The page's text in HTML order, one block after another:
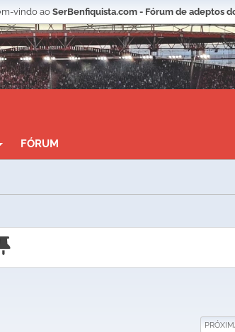
vindo ao SerBenfiquista.com - Fórum de adeptos
FÓRUM